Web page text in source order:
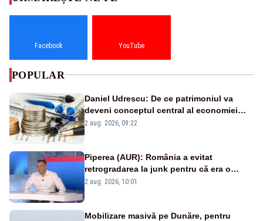
Facebook YouTube
POPULAR
Daniel Udrescu: De ce patrimoniul va
deveni conceptul central al economiei
viitoare?
2 aug. 2026, 09:22
Piperea (AUR): România a evitat
retrogradarea la junk pentru că era o
catastrofă pentru bănci și fondurile de
2 aug. 2026, 10:01
Mobilizare masivă pe Dunăre, pentru